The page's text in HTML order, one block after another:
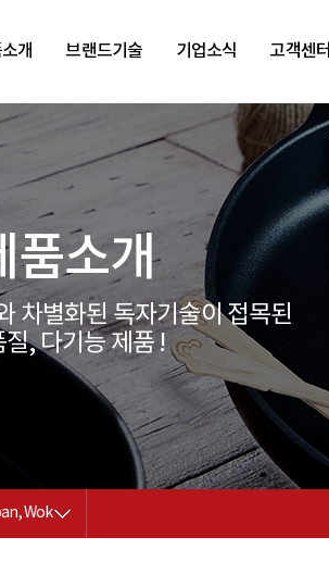
개 브랜드기술 기업소식 고객센터
품소개
차별화된 독자기술이 접목된
질, 다기능 제품 !
Wok